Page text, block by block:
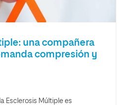
una compañera
compresión y
Esclerosis Múltiple es